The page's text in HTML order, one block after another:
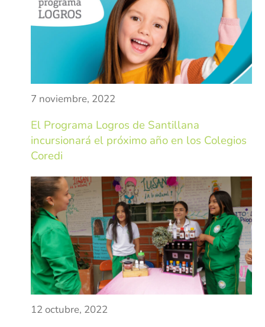
El Peñol
Investigación
Revista institucional
Modelo de Naciones Unidas – MUN
Educación Rural
Apoyo PPPC
Educación Superior
Pastoral
Experiencias
Direccionamiento
Estratégico
7 noviembre, 2022
El Programa Logros de Santillana
incursionará el próximo año en los Colegios
Coredi
12 octubre, 2022